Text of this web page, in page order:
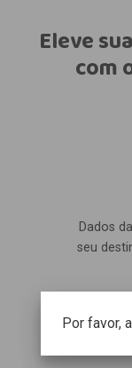
Por favor,
Eleve
com
Dados
seu